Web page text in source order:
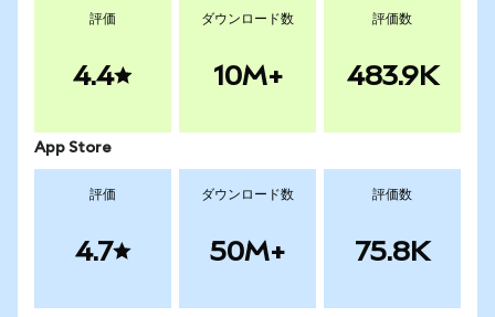
評価
4.4
ダウンロード数
10M+
評価数
483.9K
App Store
評価
4.7
ダウンロード数
50M+
評価数
75.8K